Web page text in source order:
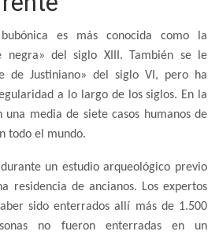
es más conocida como la
negra» del siglo XIII. También se le
de Justiniano» del siglo VI, pero ha
a lo largo de los siglos. En la
una media de siete casos humanos de
todo el mundo.
un estudio arqueológico previo
residencia de ancianos. Los expertos
sido enterrados allí más de 1.500
no fueron enterradas en un